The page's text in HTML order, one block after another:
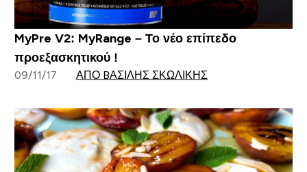
MyPre V2: MyRange – Το νέο επίπεδο
προεξασκητικού !
09/11/17 ΑΠΌ BΑΣΊΛΗΣ ΣΚΩΛΊΚΗΣ